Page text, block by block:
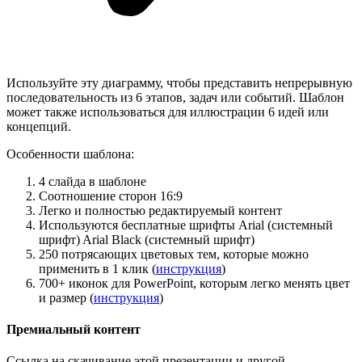
Используйте эту диаграмму, чтобы представить непрерывную
последовательность из 6 этапов, задач или событий. Шаблон
может также использоваться для иллюстрации 6 идей или
концепций.
Особенности шаблона:
4 слайда в шаблоне
Соотношение сторон 16:9
Легко и полностью редактируемый контент
Используются бесплатные шрифты Arial (системный
шрифт) Arial Black (системный шрифт)
250 потрясающих цветовых тем, которые можно
применить в 1 клик (инструкция)
700+ иконок для PowerPoint, которым легко менять цвет
и размер (инструкция)
Премиальный контент